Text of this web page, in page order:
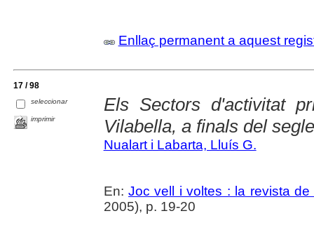
Enllaç permanent a aquest
17 / 98
seleccionar
imprimir
Els Sectors d'activitat
Vilabella, a finals del
Nualart i Labarta, Lluís G.
En:Joc vell i voltes : la revista de
2005), p. 19-20